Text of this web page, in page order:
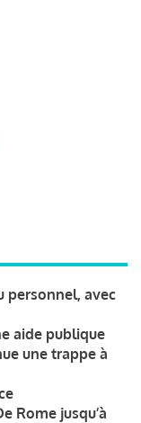
personnel, avec
aide publique
une trappe à
Rome jusqu’à